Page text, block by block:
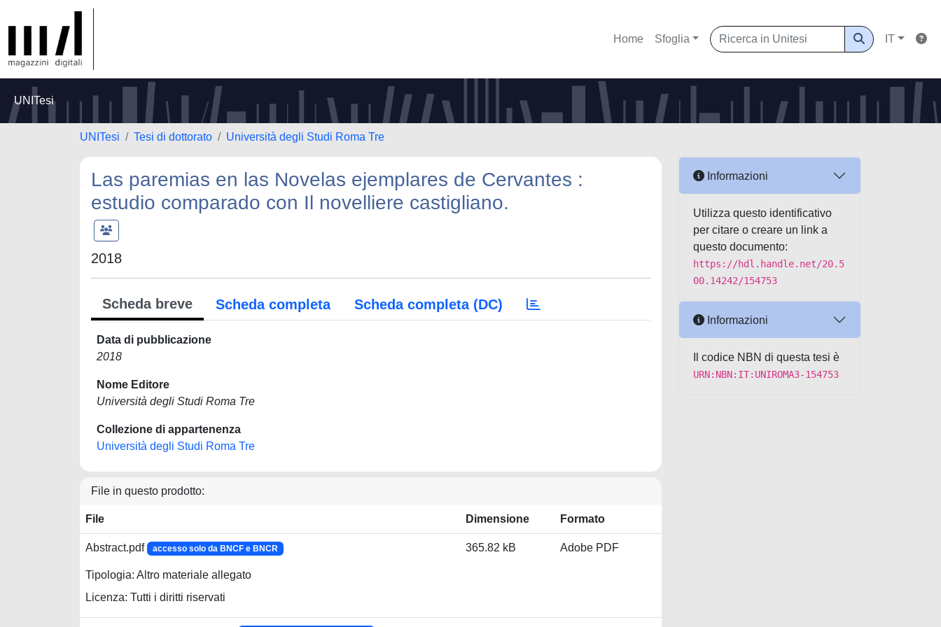
Home Sfoglia IT
UNITesi
UNITesi Tesi di dottorato Università degli Studi Roma Tre
Las paremias en las Novelas ejemplares de Cervantes :
estudio comparado con Il novelliere castigliano.
2018
Scheda breve Scheda completa Scheda completa (DC)
Data di pubblicazione
2018
Nome Editore
Università degli Studi Roma Tre
Collezione di appartenenza
Università degli Studi Roma Tre
File in questo prodotto:
File Dimensione Formato
Abstract.pdf accesso solo da BNCF e BNCR
Tipologia: Altro materiale allegato
Licenza: Tutti i diritti riservati
365.82 kB Adobe PDF
Informazioni
Utilizza questo identificativo
per citare o creare un link a
questo documento:
https://hdl.handle.net/20.5
00.14242/154753
Informazioni
Il codice NBN di questa tesi è
URN:NBN:IT:UNIROMA3-154753